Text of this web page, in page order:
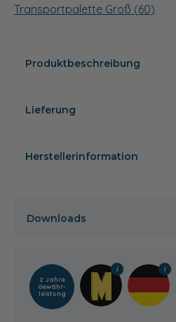
Transportpalette Groß (60)
Produktbeschreibung
Lieferung
Herstellerinformation
Downloads
2 Jahre
Gewähr­
leistung